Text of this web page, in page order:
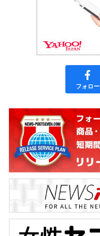
フォロー